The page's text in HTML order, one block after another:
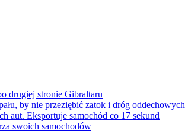
drugiej stronie Gibraltaru
by nie przeziębić zatok i dróg oddechowych
aut. Eksportuje samochód co 17 sekund
swoich samochodów